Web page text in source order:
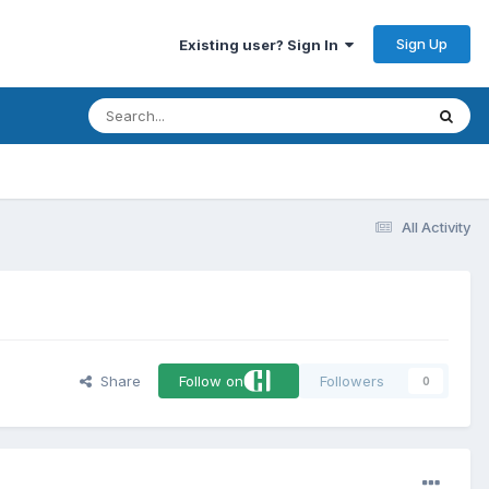
Existing user? Sign In Sign Up
All Activity
Share Follow on Followers 0